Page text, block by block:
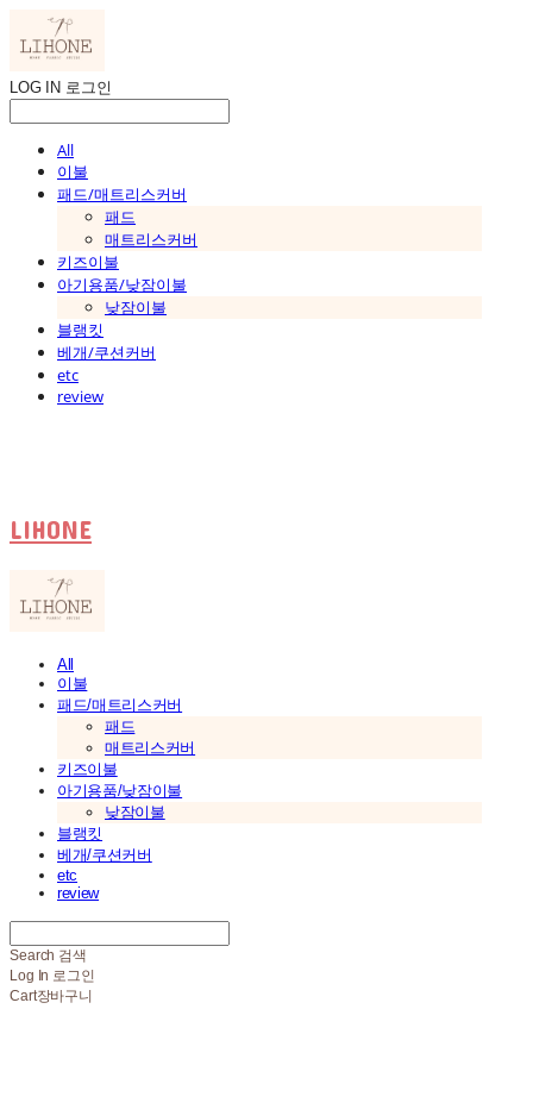
LOG IN 로그인
All
이불
패드/매트리스커버
패드
매트리스커버
키즈이불
아기용품/낮잠이불
낮잠이불
블랭킷
베개/쿠션커버
etc
review
LIHONE
All
이불
패드/매트리스커버
패드
매트리스커버
키즈이불
아기용품/낮잠이불
낮잠이불
블랭킷
베개/쿠션커버
etc
review
Search 검색
Log In 로그인
Cart장바구니